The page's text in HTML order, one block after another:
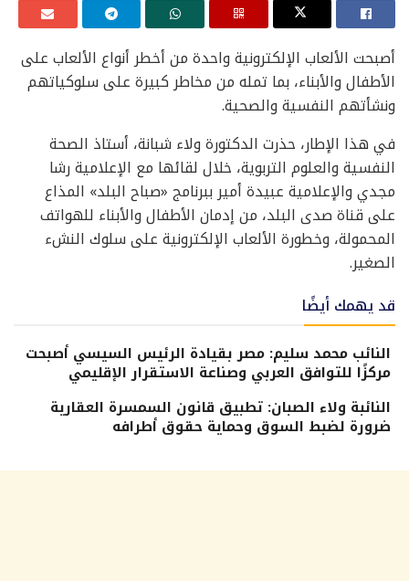
أصبحت الألعاب الإلكترونية واحدة من أخطر أنواع الألعاب على
الأطفال والأبناء، بما تمله من مخاطر كبيرة على سلوكياتهم
ونشأتهم النفسية والصحية.
في هذا الإطار، حذرت الدكتورة ولاء شبانة، أستاذ الصحة
النفسية والعلوم التربوية، خلال لقائها مع الإعلامية رشا
مجدي والإعلامية عبيدة أمير ببرنامج «صباح البلد» المذاع
على قناة صدى البلد، من إدمان الأطفال والأبناء للهواتف
المحمولة، وخطورة الألعاب الإلكترونية على سلوك النشء
الصغير.
قد يهمك أيضًا
النائب محمد سليم: مصر بقيادة الرئيس السيسي أصبحت
مركزًا للتوافق العربي وصناعة الاستقرار الإقليمي
النائبة ولاء الصبان: تطبيق قانون السمسرة العقارية
ضرورة لضبط السوق وحماية حقوق أطرافه